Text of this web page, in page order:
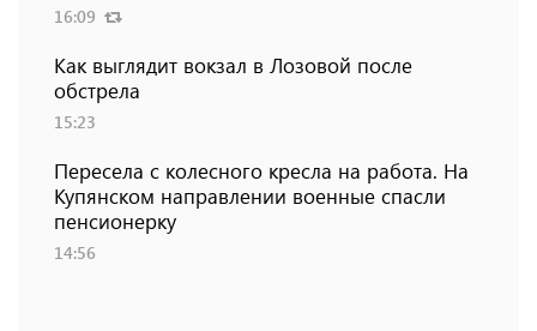
16:09
Как выглядит вокзал в Лозовой после
обстрела
15:23
Пересела с колесного кресла на работа. На
Купянском направлении военные спасли
пенсионерку
14:56